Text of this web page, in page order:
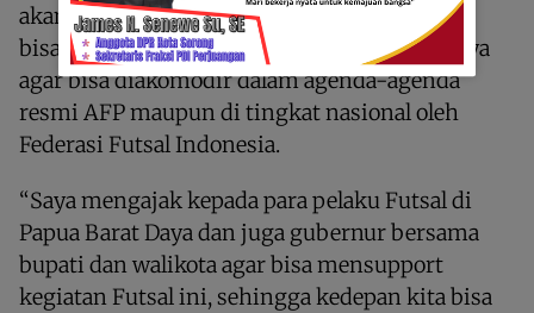
akan segera melakukan pendataan, sehingga
bisa menjadi konstituen AFP Papua Barat Daya
agar bisa diakomodir dalam agenda-agenda
resmi AFP maupun di tingkat nasional oleh
Federasi Futsal Indonesia.
“Saya mengajak kepada para pelaku Futsal di
Papua Barat Daya dan juga gubernur bersama
bupati dan walikota agar bisa mensupport
kegiatan Futsal ini, sehingga kedepan kita bisa